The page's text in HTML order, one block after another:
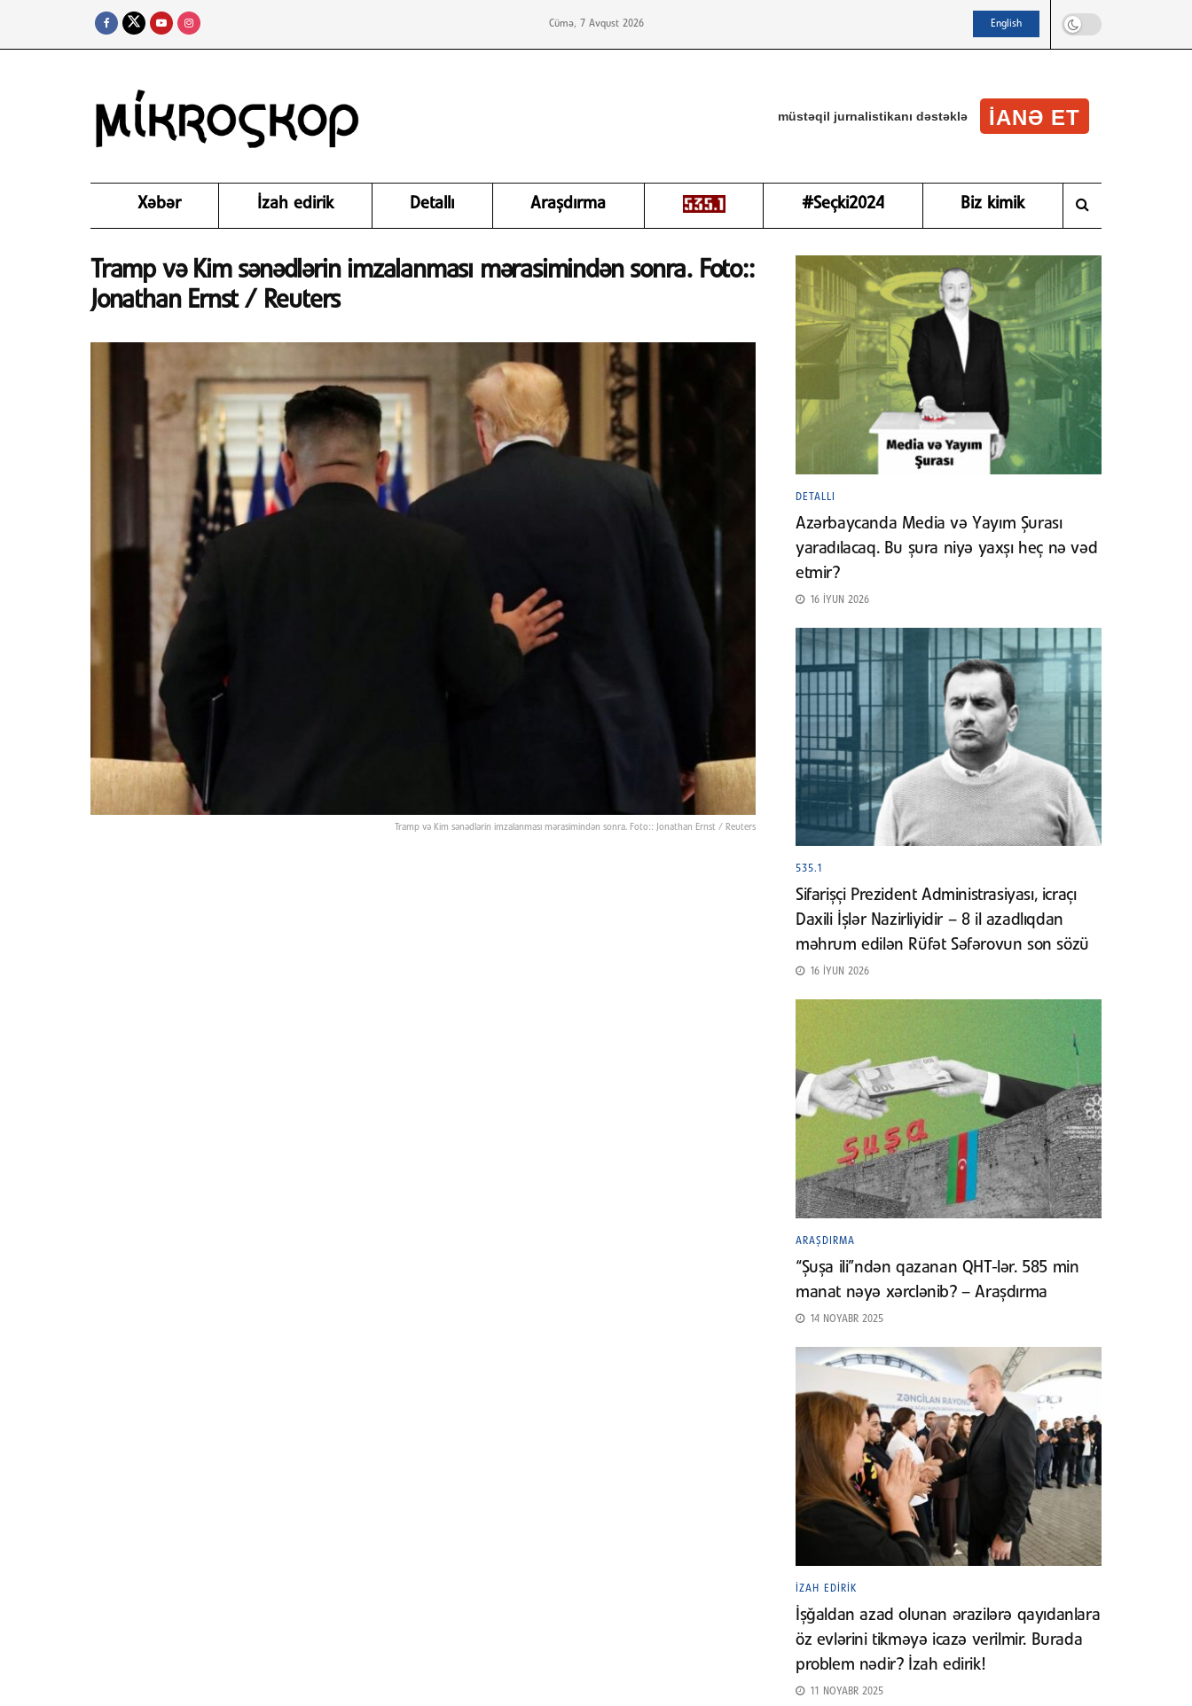
Cümə, 7 Avqust 2026 English
müstəqil jurnalistikanı dəstəklə IANƏ ET
Xəbər İzah edirik Detallı Araşdırma #Seçki2024 Biz kimik
Tramp və Kim sənədlərin imzalanması mərasimindən sonra. Foto::
Jonathan Ernst / Reuters
Tramp və Kim sənədlərin imzalanması mərasimindən sonra. Foto:: Jonathan Ernst / Reuters
DETALLI
Azərbaycanda Media və Yayım Şurası
yaradılacaq. Bu şura niyə yaxşı heç nə vəd
etmir?
16 İYUN 2026
535.1
Sifarişçi Prezident Administrasiyası, icraçı
Daxili İşlər Nazirliyidir – 8 il azadlıqdan
məhrum edilən Rüfət Səfərovun son sözü
16 İYUN 2026
ARAŞDIRMA
“Şuşa ili”ndən qazanan QHT-lər. 585 min
manat nəyə xərclənib? – Araşdırma
14 NOYABR 2025
İZAH EDIRIK
İşğaldan azad olunan ərazilərə qayıdanlara
öz evlərini tikməyə icazə verilmir. Burada
problem nədir? İzah edirik!
11 NOYABR 2025